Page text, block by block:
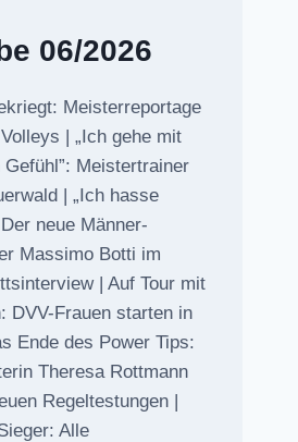
06/2026
Meisterreportage
| „Ich gehe mit
Meistertrainer
| „Ich hasse
neue Männer-
Massimo Botti im
| Auf Tour mit
DVV-Frauen starten in
Ende des Power Tips:
Theresa Rottmann
Regeltestungen |
Alle